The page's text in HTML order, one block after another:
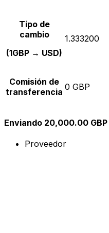
Tipo de
cambio
(1GBP → USD)
1.333200
Comisión de
transferencia 0 GBP
Enviando 20,000.00 GBP
Proveedor